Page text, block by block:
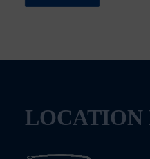
LOCATION